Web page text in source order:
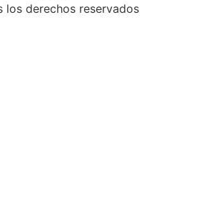
los derechos reservados